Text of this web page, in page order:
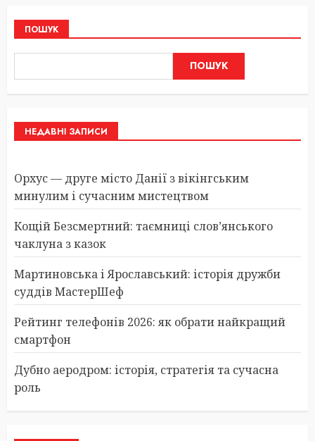
ПОШУК
ПОШУК
НЕДАВНІ ЗАПИСИ
Орхус — друге місто Данії з вікінгським
минулим і сучасним мистецтвом
Кощій Безсмертний: таємниці слов’янського
чаклуна з казок
Мартиновська і Ярославський: історія дружби
суддів МастерШеф
Рейтинг телефонів 2026: як обрати найкращий
смартфон
Дубно аеродром: історія, стратегія та сучасна
роль